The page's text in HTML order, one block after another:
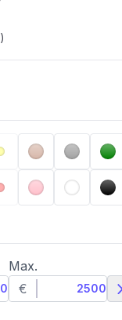
Max.
€